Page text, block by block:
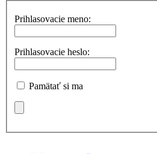
Prihlasovacie meno:
Prihlasovacie heslo:
Pamätať si ma